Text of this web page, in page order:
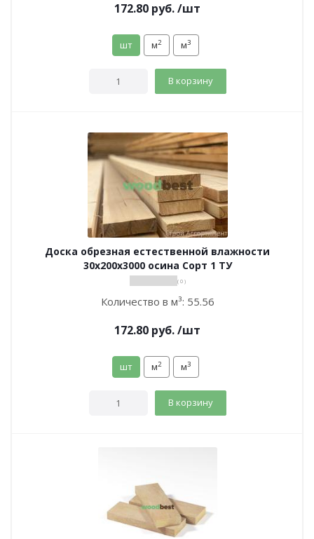
172.80 руб./шт
шт м2 м3
В корзину
Доска обрезная естественной влажности
30х200х3000 осина Сорт 1 ТУ
( 0 )
Количество в м³: 55.56
172.80 руб./шт
шт м2 м3
В корзину